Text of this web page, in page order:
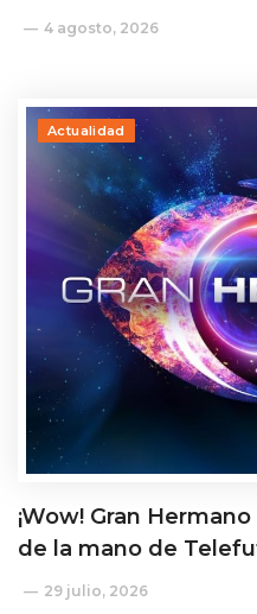
4 agosto, 2026
Actualidad
¡Wow! Gran
de la mano de
29 julio, 2026